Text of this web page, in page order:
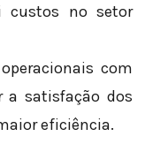
custos no setor
com
a satisfação dos
eficiência.